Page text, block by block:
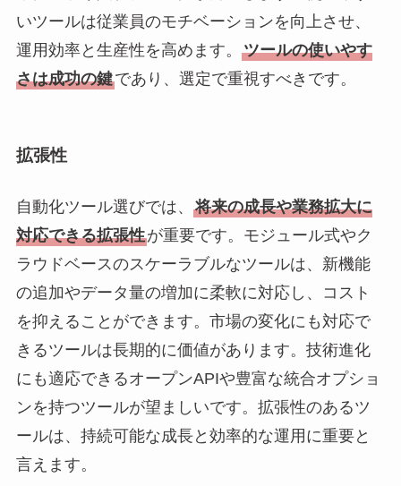
いツールは従業員のモチベーションを向上させ、
運用効率と生産性を高めます。 ツールの使いやす
さは成功の鍵であり、選定で重視すべきです。
拡張性
自動化ツール選びでは、 将来の成長や業務拡大に
対応できる拡張性が重要です。モジュール式やク
ラウドベースのスケーラブルなツールは、新機能
の追加やデータ量の増加に柔軟に対応し、コスト
を抑えることができます。市場の変化にも対応で
きるツールは長期的に価値があります。技術進化
にも適応できるオープンAPIや豊富な統合オプショ
ンを持つツールが望ましいです。拡張性のあるツ
ールは、持続可能な成長と効率的な運用に重要と
言えます。